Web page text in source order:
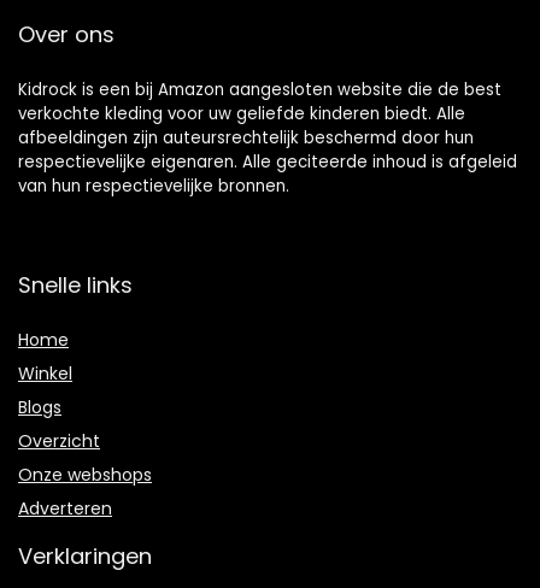
Over ons
Kidrock is een bij Amazon aangesloten website die de best
verkochte kleding voor uw geliefde kinderen biedt. Alle
afbeeldingen zijn auteursrechtelijk beschermd door hun
respectievelijke eigenaren. Alle geciteerde inhoud is afgeleid
van hun respectievelijke bronnen.
Snelle links
Home
Winkel
Blogs
Overzicht
Onze webshops
Adverteren
Verklaringen